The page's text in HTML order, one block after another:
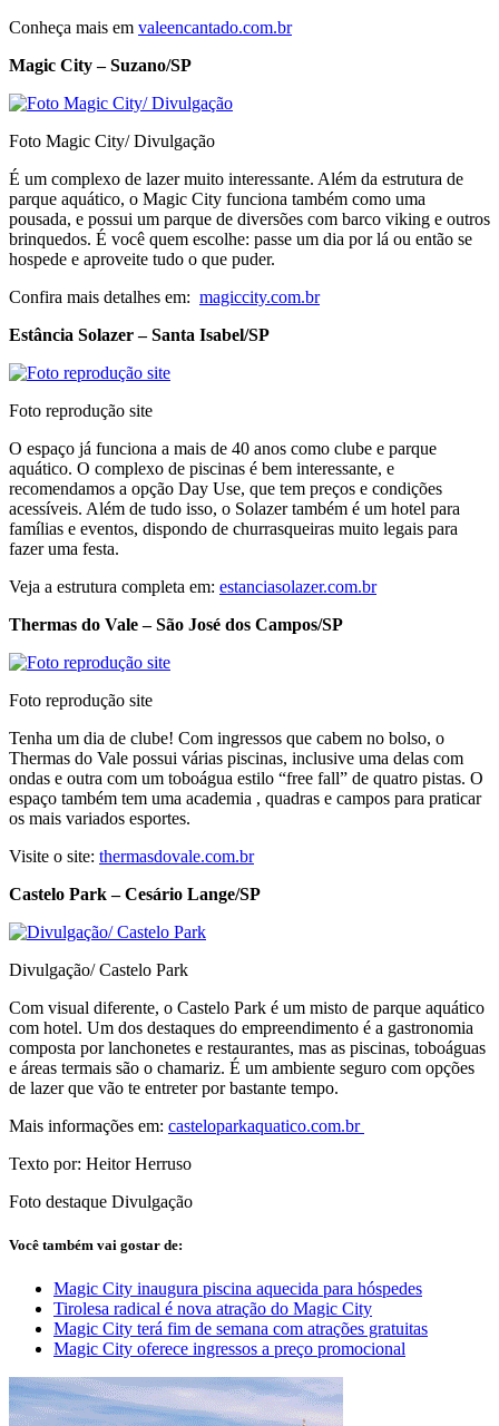
Conheça mais em valeencantado.com.br
Magic City – Suzano/SP
Foto Magic City/ Divulgação
É um complexo de lazer muito interessante. Além da estrutura de
parque aquático, o Magic City funciona também como uma
pousada, e possui um parque de diversões com barco viking e outros
brinquedos. É você quem escolhe: passe um dia por lá ou então se
hospede e aproveite tudo o que puder.
Confira mais detalhes em: magiccity.com.br
Estância Solazer – Santa Isabel/SP
Foto reprodução site
O espaço já funciona a mais de 40 anos como clube e parque
aquático. O complexo de piscinas é bem interessante, e
recomendamos a opção Day Use, que tem preços e condições
acessíveis. Além de tudo isso, o Solazer também é um hotel para
famílias e eventos, dispondo de churrasqueiras muito legais para
fazer uma festa.
Veja a estrutura completa em: estanciasolazer.com.br
Thermas do Vale – São José dos Campos/SP
Foto reprodução site
Tenha um dia de clube! Com ingressos que cabem no bolso, o
Thermas do Vale possui várias piscinas, inclusive uma delas com
ondas e outra com um toboágua estilo “free fall” de quatro pistas. O
espaço também tem uma academia , quadras e campos para praticar
os mais variados esportes.
Visite o site: thermasdovale.com.br
Castelo Park – Cesário Lange/SP
Divulgação/ Castelo Park
Com visual diferente, o Castelo Park é um misto de parque aquático
com hotel. Um dos destaques do empreendimento é a gastronomia
composta por lanchonetes e restaurantes, mas as piscinas, toboáguas
e áreas termais são o chamariz. É um ambiente seguro com opções
de lazer que vão te entreter por bastante tempo.
Mais informações em: casteloparkaquatico.com.br
Texto por: Heitor Herruso
Foto destaque Divulgação
Você também vai gostar de:
Magic City inaugura piscina aquecida para hóspedes
Tirolesa radical é nova atração do Magic City
Magic City terá fim de semana com atrações gratuitas
Magic City oferece ingressos a preço promocional